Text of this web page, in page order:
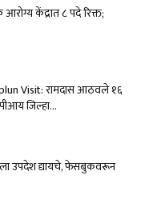
केंद्रात ८ पदे रिक्त;
Visit: रामदास आठवले १६
जिल्हा...
उपदेश द्यायचे, फेसबुकवरून